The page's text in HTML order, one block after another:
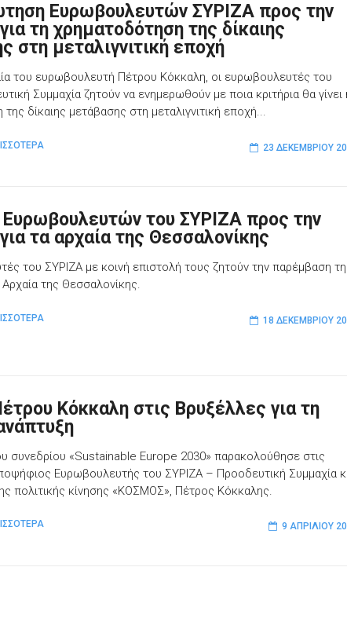
Ευρωβουλευτών ΣΥΡΙΖΑ προς την
τη χρηματοδότηση της δίκαιης
στη μεταλιγνιτική εποχή
του ευρωβουλευτή Πέτρου Κόκκαλη, οι ευρωβουλευτές του
Συμμαχία ζητούν να ενημερωθούν με ποια κριτήρια θα γίνει
δίκαιης μετάβασης στη μεταλιγνιτική εποχή...
23 ΔΕΚΕΜΒΡΊΟΥ
Ευρωβουλευτών του ΣΥΡΙΖΑ προς την
τα αρχαία της Θεσσαλονίκης
του ΣΥΡΙΖΑ με κοινή επιστολή τους ζητούν την παρέμβαση
Αρχαία της Θεσσαλονίκης.
18 ΔΕΚΕΜΒΡΊΟΥ
Κόκκαλη στις Βρυξέλλες για τη
συνεδρίου «Sustainable Europe 2030» παρακολούθησε στις
Ευρωβουλευτής του ΣΥΡΙΖΑ – Προοδευτική Συμμαχία
πολιτικής κίνησης «ΚΟΣΜΟΣ», Πέτρος Κόκκαλης.
9 ΑΠΡΙΛΊΟΥ